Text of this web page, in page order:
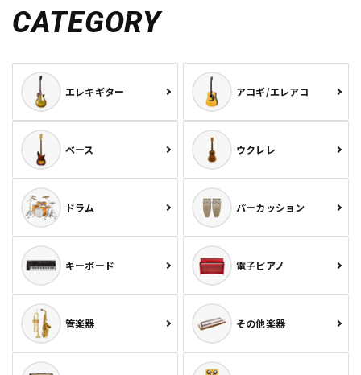
CATEGORY
エレキギター アコギ/エレアコ
ベース ウクレレ
ドラム パーカッション
キーボード 電子ピアノ
管楽器 その他楽器